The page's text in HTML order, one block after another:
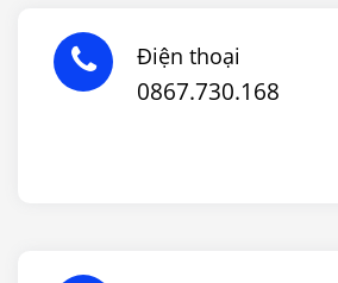
Điện thoại
0867.730.168